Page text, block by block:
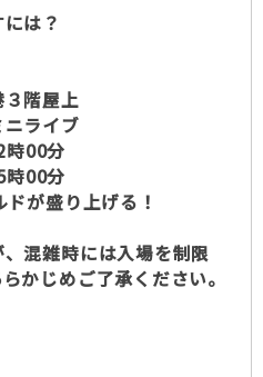
は？
３階屋上
ライブ
00分
00分
が盛り上げる！
混雑時には入場を制限
かじめご了承ください。